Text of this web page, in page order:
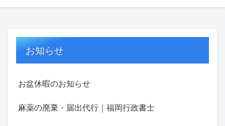
お知らせ
お盆休暇のお知らせ
麻薬の廃棄・届出代行｜福岡行政書士